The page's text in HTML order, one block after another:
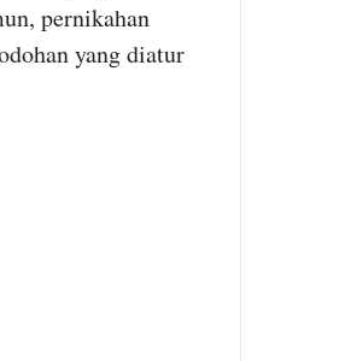
pernikahan
yang diatur